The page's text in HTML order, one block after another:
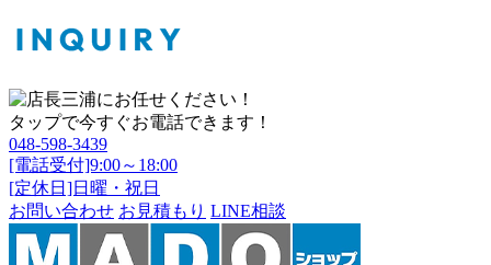
タップで今すぐお電話できます！
048-598-3439
[電話受付]9:00～18:00
[定休日]日曜・祝日
お問い合わせ お見積もり LINE相談